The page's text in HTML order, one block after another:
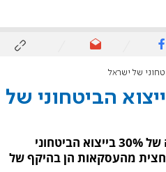
של ישראל
הביטחוני של
משרד הביטחון דיווח על עלייה של 30% בייצוא הביטחוני
מהעסקאות הן בהיקף של